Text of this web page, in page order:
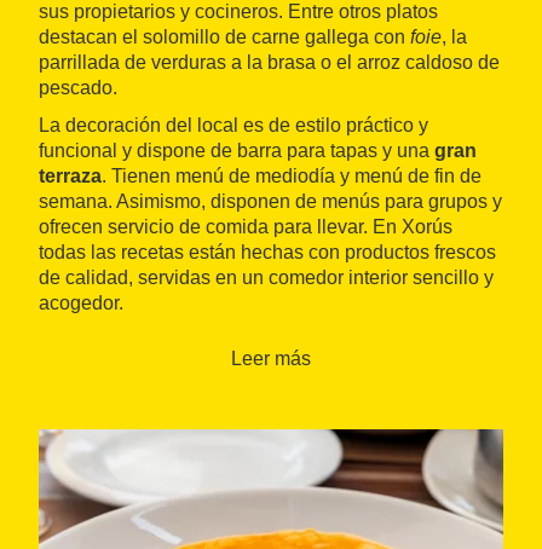
sus propietarios y cocineros. Entre otros platos
destacan el solomillo de carne gallega con foie, la
parrillada de verduras a la brasa o el arroz caldoso de
pescado.
La decoración del local es de estilo práctico y
funcional y dispone de barra para tapas y una gran
terraza. Tienen menú de mediodía y menú de fin de
semana. Asimismo, disponen de menús para grupos y
ofrecen servicio de comida para llevar. En Xorús
todas las recetas están hechas con productos frescos
de calidad, servidas en un comedor interior sencillo y
acogedor.
Leer más